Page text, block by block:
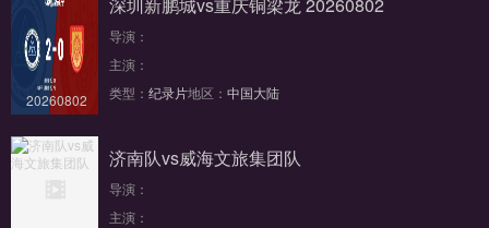
20260802
导演：
主演：
类型： 纪录片地区： 中国大陆
济南队vs威海文旅集团队
导演：
主演：